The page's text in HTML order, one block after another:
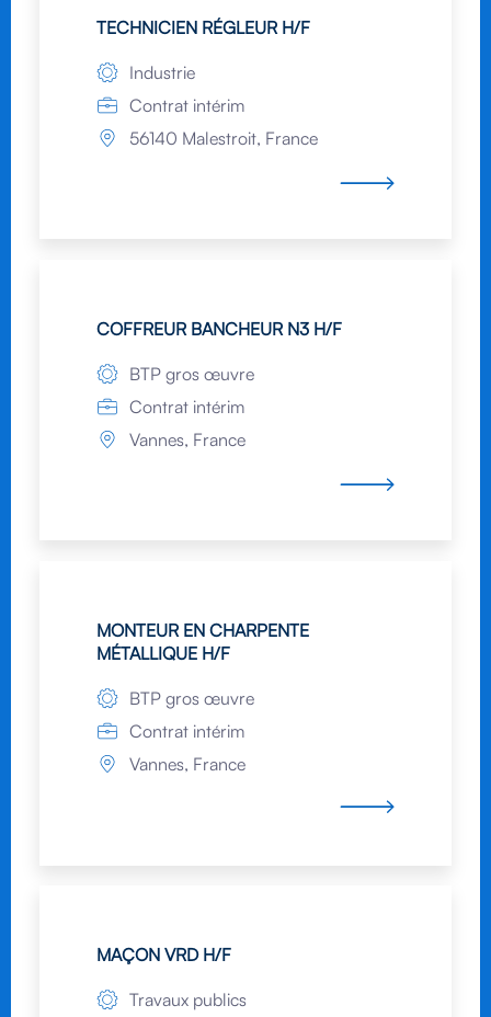
TECHNICIEN RÉGLEUR H/F
Industrie
Contrat intérim
56140 Malestroit, France
COFFREUR BANCHEUR N3 H/F
BTP gros œuvre
Contrat intérim
Vannes, France
MONTEUR EN CHARPENTE
MÉTALLIQUE H/F
BTP gros œuvre
Contrat intérim
Vannes, France
MAÇON VRD H/F
Travaux publics